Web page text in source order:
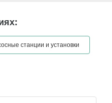
станции и установки